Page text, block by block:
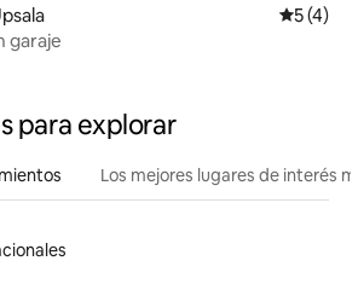
5 (4)
garaje
para explorar
Los mejores lugares de interés